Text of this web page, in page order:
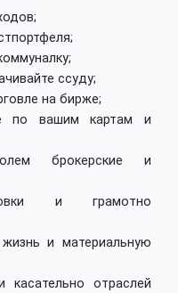
ссуду;
на бирже;
по вашим картам и
брокерские и
и грамотно
и материальную
касательно отраслей